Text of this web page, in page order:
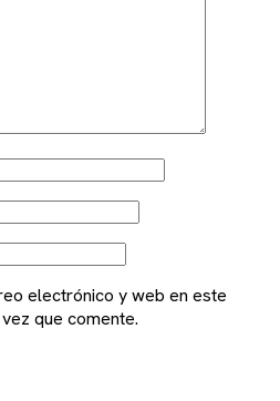
electrónico y web en este
que comente.